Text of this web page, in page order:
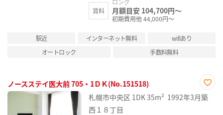
賃料
ロング
月額目安 104,700円～
初期費用他 44,000円～
駅近 インターネット無料
wifiあり
オートロック
手数料無料
ノースステイ医大前 705・1ＤＫ(No.151518)
お気
に入
札幌市中央区 1DK35m² 1992年3月築
西１８丁目